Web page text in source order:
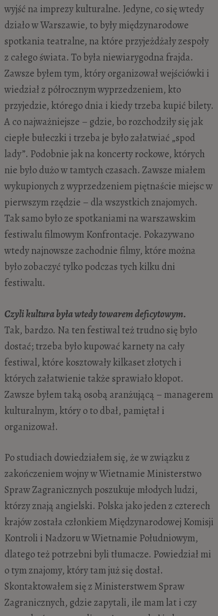
wyjść na imprezy kulturalne. Jedyne, co się wtedy
działo w Warszawie, to były międzynarodowe
spotkania teatralne, na które przyjeżdżały zespoły
z całego świata. To była niewiarygodna frajda.
Zawsze byłem tym, który organizował wejściówki i
wiedział z półrocznym wyprzedzeniem, kto
przyjedzie, którego dnia i kiedy trzeba kupić bilety.
A co najważniejsze – gdzie, bo rozchodziły się jak
ciepłe bułeczki i trzeba je było załatwiać „spod
lady”. Podobnie jak na koncerty rockowe, których
nie było dużo w tamtych czasach. Zawsze miałem
wykupionych z wyprzedzeniem piętnaście miejsc w
pierwszym rzędzie – dla wszystkich znajomych.
Tak samo było ze spotkaniami na warszawskim
festiwalu filmowym Konfrontacje. Pokazywano
wtedy najnowsze zachodnie filmy, które można
było zobaczyć tylko podczas tych kilku dni
festiwalu.
Czyli kultura była wtedy towarem deficytowym.
Tak, bardzo. Na ten festiwal też trudno się było
dostać; trzeba było kupować karnety na cały
festiwal, które kosztowały kilkaset złotych i
których załatwienie także sprawiało kłopot.
Zawsze byłem taką osobą aranżującą – managerem
kulturalnym, który o to dbał, pamiętał i
organizował.
Po studiach dowiedziałem się, że w związku z
zakończeniem wojny w Wietnamie Ministerstwo
Spraw Zagranicznych poszukuje młodych ludzi,
którzy znają angielski. Polska jako jeden z czterech
krajów została członkiem Międzynarodowej Komisji
Kontroli i Nadzoru w Wietnamie Południowym,
dlatego też potrzebni byli tłumacze. Powiedział mi
o tym znajomy, który tam już się dostał.
Skontaktowałem się z Ministerstwem Spraw
Zagranicznych, gdzie zapytali, ile mam lat i czy